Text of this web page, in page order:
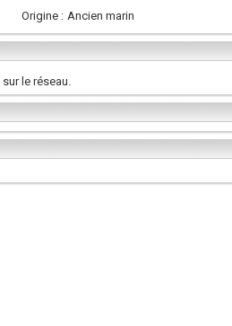
Origine : Ancien marin
le réseau.